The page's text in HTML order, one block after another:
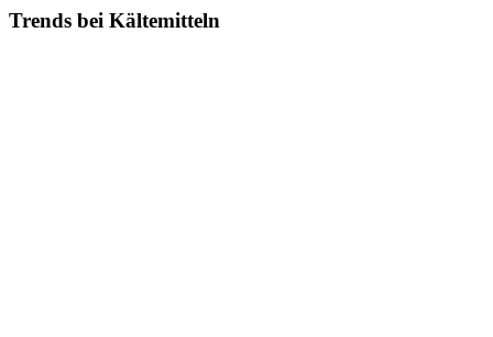
Trends bei Kältemitteln